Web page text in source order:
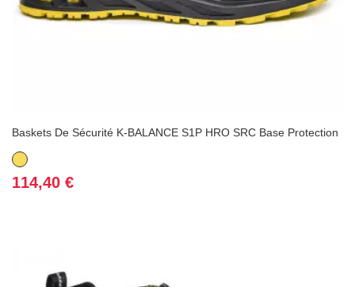
Baskets De Sécurité K-BALANCE S1P HRO SRC Base Protection
Jaune
Prix
114,40 €